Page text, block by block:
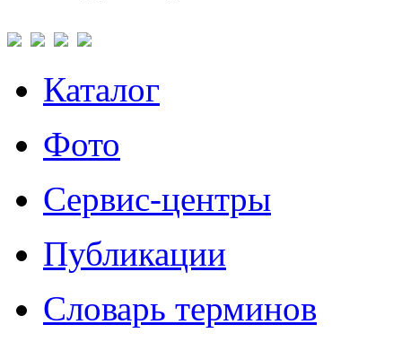
Каталог
Фото
Сервис-центры
Публикации
Словарь терминов